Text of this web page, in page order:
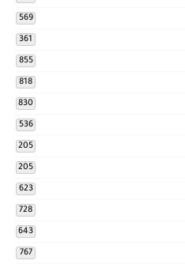
569
361
855
818
830
536
205
205
623
728
643
767